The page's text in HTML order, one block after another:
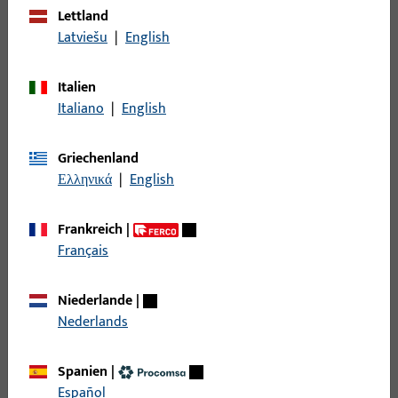
Einsatzbereich
Spezifischer Einsatzbereich
Einsatzsystem
Filter für Kippflügelband
Lettland
Latviešu | English
Italien
Italiano | English
Griechenland
Ελληνικά | English
Frankreich|
Français
Niederlande|
Nederlands
Spanien |
Español